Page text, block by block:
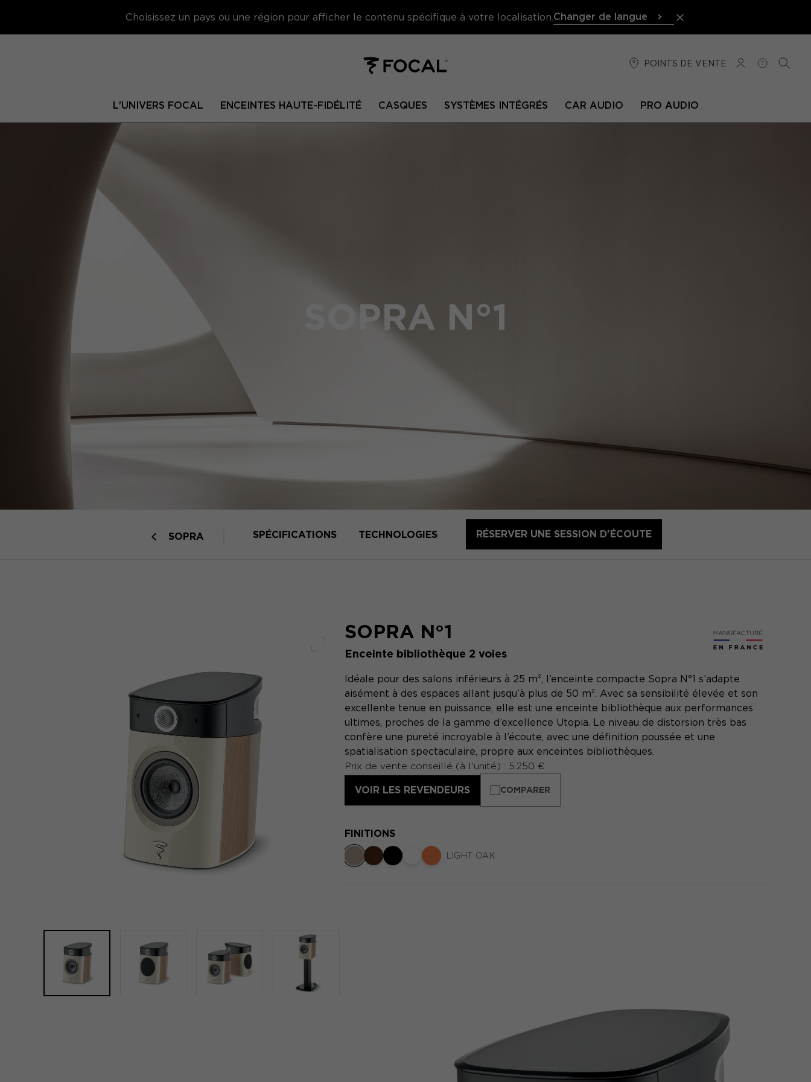
Choisissez un pays ou une région pour afficher le contenu spécifique à votre localisation. Changer de langue
POINTS DE VENTE
CONNEXION
AIDE
L'UNIVERS FOCAL ENCEINTES HAUTE-FIDÉLITÉ CASQUES SYSTÈMES INTÉGRÉS CAR AUDIO PRO AUDIO
SOPRA N°1
SOPRA SPÉCIFICATIONS TECHNOLOGIES RÉSERVER UNE SESSION D'ÉCOUTE
Plein écran
SOPRA N°1
Enceinte bibliothèque 2 voies
Idéale pour des salons inférieurs à 25 m², l’enceinte compacte Sopra N°1 s’adapte
aisément à des espaces allant jusqu’à plus de 50 m². Avec sa sensibilité élevée et son
excellente tenue en puissance, elle est une enceinte bibliothèque aux performances
ultimes, proches de la gamme d’excellence Utopia. Le niveau de distorsion très bas
confère une pureté incroyable à l’écoute, avec une définition poussée et une
spatialisation spectaculaire, propre aux enceintes bibliothèques.
FINITIONS
LIGHT OAK
Prix de vente conseillé (à l'unité) : 5.250 €
VOIR LES REVENDEURS COMPARER